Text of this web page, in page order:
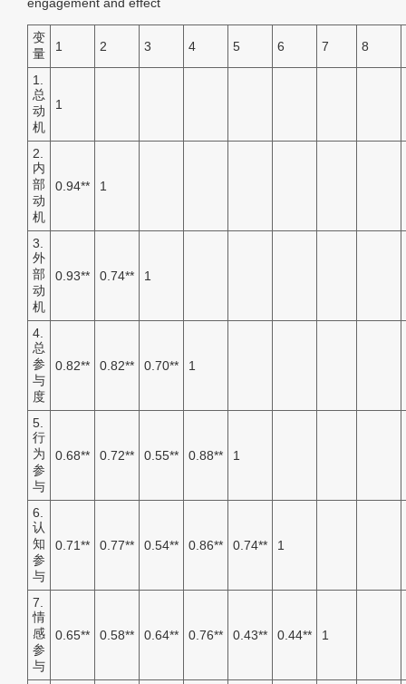
engagement and effect
变
量
1 2 3 4 5 6 7 8
1.
总
动
机
1
2.
内
部
动
机
0.94** 1
3.
外
部
动
机
0.93** 0.74** 1
4.
总
参
与
度
0.82** 0.82** 0.70** 1
5.
行
为
参
与
0.68** 0.72** 0.55** 0.88** 1
6.
认
知
参
与
0.71** 0.77** 0.54** 0.86** 0.74** 1
7.
情
感
参
与
0.65** 0.58** 0.64** 0.76** 0.43** 0.44** 1